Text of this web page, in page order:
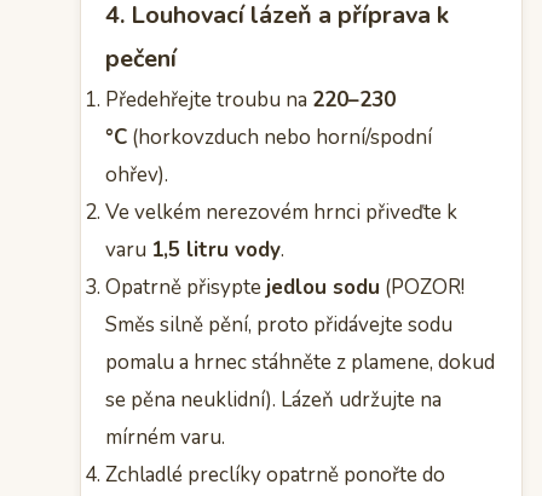
4. Louhovací lázeň a příprava k
pečení
Předehřejte troubu na 220–230
°C (horkovzduch nebo horní/spodní
ohřev).
Ve velkém nerezovém hrnci přiveďte k
varu 1,5 litru vody.
Opatrně přisypte jedlou sodu (POZOR!
Směs silně pění, proto přidávejte sodu
pomalu a hrnec stáhněte z plamene, dokud
se pěna neuklidní). Lázeň udržujte na
mírném varu.
Zchladlé preclíky opatrně ponořte do